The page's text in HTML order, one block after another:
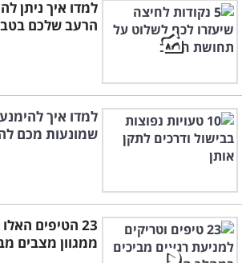
למדו איך ניתן
הרעב שלכם
למדו איך
שמונעות מכם
23 הטיפים
ממגוון מצבים